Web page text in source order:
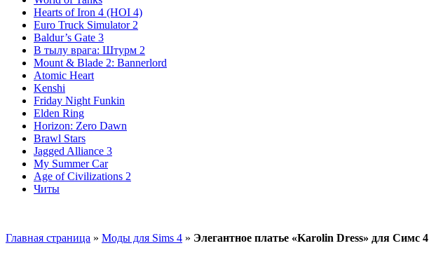
Hearts of Iron 4 (HOI 4)
Euro Truck Simulator 2
Baldur’s Gate 3
В тылу врага: Штурм 2
Mount & Blade 2: Bannerlord
Atomic Heart
Kenshi
Friday Night Funkin
Elden Ring
Horizon: Zero Dawn
Brawl Stars
Jagged Alliance 3
My Summer Car
Age of Civilizations 2
Читы
Главная страница » Моды для Sims 4 » Элегантное платье «Karolin Dress» для Симс 4